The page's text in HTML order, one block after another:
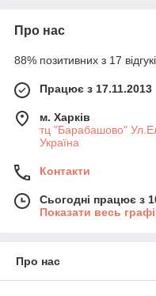
Про нас
88% позитивних з 17
Працює з 17.11.2013
м. Харків
тц "Барабашово"
Україна
Контакти
Сьогодні працює з
Показати весь
Про нас